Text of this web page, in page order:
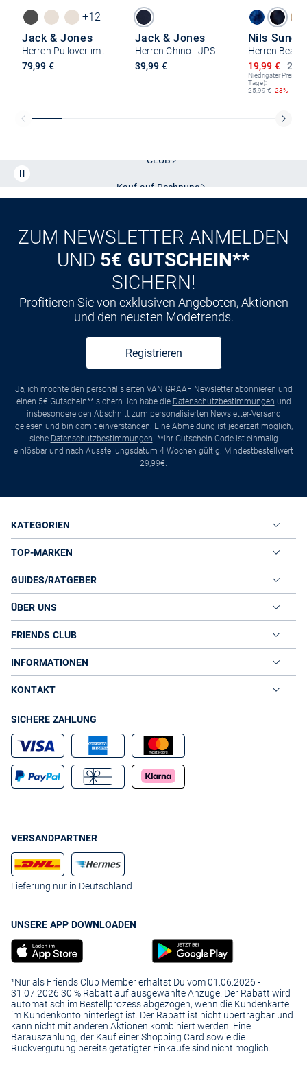
+12
Jack & Jones
79,99 €
Jack & Jones
39,99 €
Nils
Ermäßigter
19,99 €
Niedrigster Preis
Tage):
25,99€ -23%
CLUB
Kauf auf Rechnung
ZUM NEWSLETTER ANMELDEN
UND 5€ GUTSCHEIN**
SICHERN!
Profitieren Sie von exklusiven Angeboten, Aktionen
und den neusten Modetrends.
Registrieren
Ja, ich möchte den personalisierten VAN GRAAF Newsletter abonnieren und
einen 5€ Gutschein** sichern. Ich habe die Datenschutzbestimmungen und
insbesondere den Abschnitt zum personalisierten Newsletter-Versand
gelesen und bin damit einverstanden. Eine Abmeldung ist jederzeit möglich,
siehe Datenschutzbestimmungen. **Ihr Gutschein-Code ist einmalig
einlösbar und nach Ausstellungsdatum 4 Wochen gültig. Mindestbestellwert
29,99€.
KATEGORIEN
TOP-MARKEN
GUIDES/RATGEBER
ÜBER UNS
FRIENDS CLUB
INFORMATIONEN
KONTAKT
SICHERE ZAHLUNG
VERSANDPARTNER
Lieferung nur in Deutschland
UNSERE APP DOWNLOADEN
¹Nur als Friends Club Member erhältst Du vom 01.06.2026 -
31.07.2026 30 % Rabatt auf ausgewählte Anzüge. Der Rabatt wird
automatisch im Bestellprozess abgezogen, wenn die Kundenkarte
im Kundenkonto hinterlegt ist. Der Rabatt ist nicht übertragbar und
kann nicht mit anderen Aktionen kombiniert werden. Eine
Barauszahlung, der Kauf einer Shopping Card sowie die
Rückvergütung bereits getätigter Einkäufe sind nicht möglich.